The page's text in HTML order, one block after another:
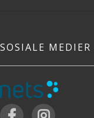
SOSIALE MEDIER